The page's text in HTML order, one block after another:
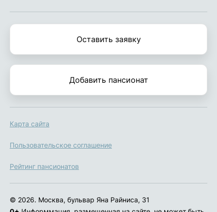
Оставить заявку
Добавить пансионат
Карта сайта
Пользовательское соглашение
Рейтинг пансионатов
© 2026. Москва, бульвар Яна Райниса, 31